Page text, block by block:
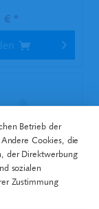
€ *
5910, 1K-
50 ml...
Betrieb der
Cookies, die
der Direktwerbung
sozialen
Zustimmung